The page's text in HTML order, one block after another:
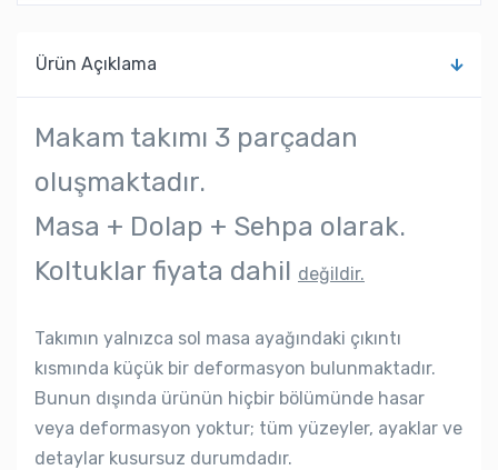
Ürün Açıklama
Makam takımı 3 parçadan
oluşmaktadır.
Masa + Dolap + Sehpa olarak.
Koltuklar fiyata dahil değildir.
Takımın yalnızca sol masa ayağındaki çıkıntı
kısmında küçük bir deformasyon bulunmaktadır.
Bunun dışında ürünün hiçbir bölümünde hasar
veya deformasyon yoktur; tüm yüzeyler, ayaklar ve
detaylar kusursuz durumdadır.